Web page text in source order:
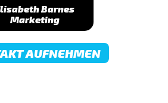
Barnes
Marketing
AUFNEHMEN